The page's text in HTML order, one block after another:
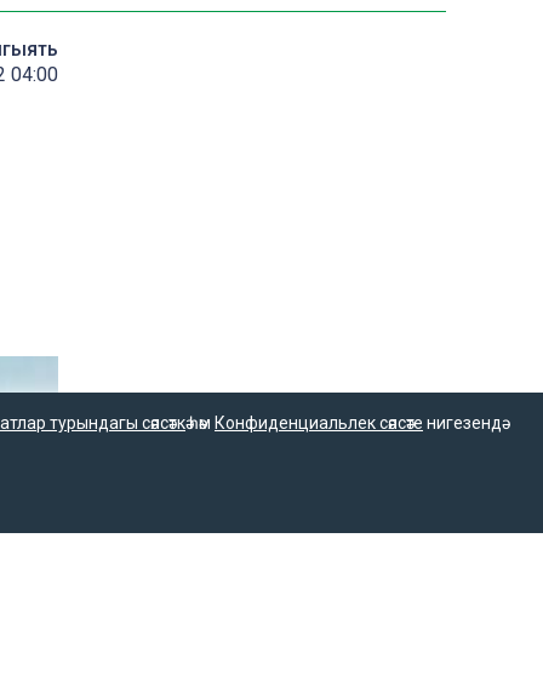
04:00
турындагы сәясәткәһәм Конфиденциальлек сәясәте нигезендә